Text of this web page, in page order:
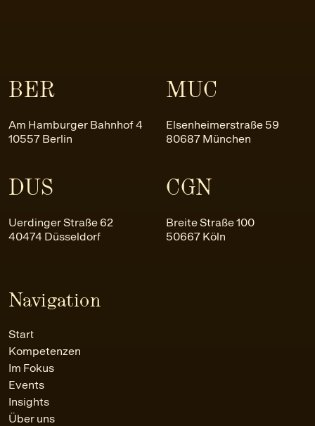
BER
Am Hamburger Bahnhof 4
10557 Berlin
MUC
Elsenheimerstraße 59
80687 München
DUS
Uerdinger Straße 62
40474 Düsseldorf
CGN
Breite Straße 100
50667 Köln
Navigation
Start
Kompetenzen
Im Fokus
Events
Insights
Über uns